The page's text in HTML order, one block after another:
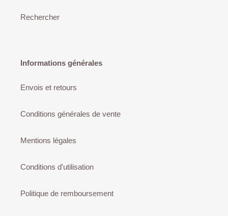
Rechercher
Informations générales
Envois et retours
Conditions générales de vente
Mentions légales
Conditions d'utilisation
Politique de remboursement